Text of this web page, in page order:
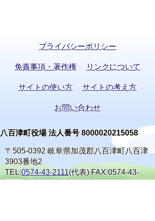
プライバシーポリシー
免責事項・著作権 リンクについて
サイトの使い方 サイトの考え方
お問い合わせ
八百津町役場 法人番号 8000020215058
〒505-0392 岐阜県加茂郡八百津町八百津
3903番地2
TEL:0574-43-2111(代表) FAX:0574-43-